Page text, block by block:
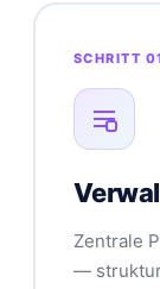
SCHRITT
Zentrale
—